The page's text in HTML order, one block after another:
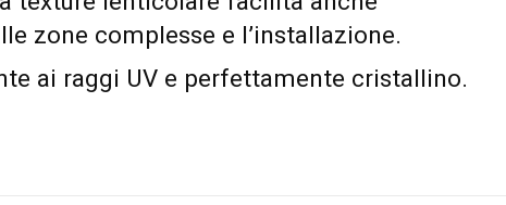
zone complesse e l’installazione.
ai raggi UV e perfettamente cristallino.